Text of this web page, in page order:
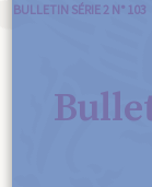
BULLETIN SÉRIE 2 N° 103